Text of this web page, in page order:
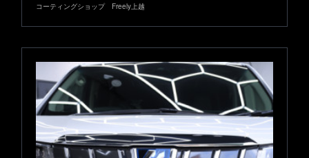
コーティングショップ Freely上越